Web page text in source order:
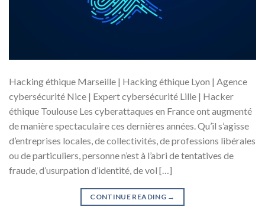
Hacking éthique Marseille | Hacking éthique Lyon | Agence
cybersécurité Nice | Expert cybersécurité Lille | Hacker
éthique Toulouse Les cyberattaques en France ont augmenté
de manière spectaculaire ces dernières années. Qu’il s’agisse
d’entreprises locales, de collectivités, de professions libérales
ou de particuliers, personne n’est à l’abri de tentatives de
fraude, d’usurpation d’identité, de vol […]
CONTINUE READING →